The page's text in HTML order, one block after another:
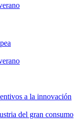
a la innovación
del gran consumo